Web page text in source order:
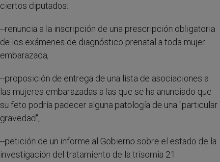
ciertos diputados:
--renuncia a la inscripción de una prescripción obligatoria
de los exámenes de diagnóstico prenatal a toda mujer
embarazada,
--proposición de entrega de una lista de asociaciones a
las mujeres embarazadas a las que se ha anunciado que
su feto podría padecer alguna patología de una "particular
gravedad",
--petición de un informe al Gobierno sobre el estado de la
investigación del tratamiento de la trisomía 21.